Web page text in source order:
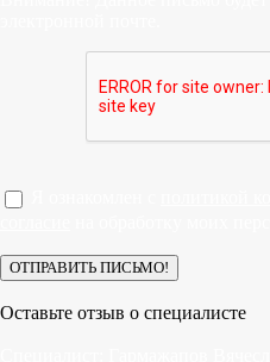
Оставьте отзыв о специалисте